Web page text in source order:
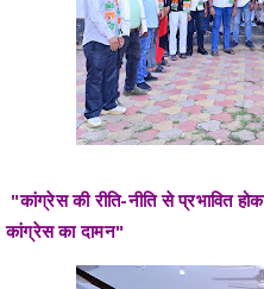
"कांग्रेस की रीति-नीति से प्रभावित
कांग्रेस का दामन"